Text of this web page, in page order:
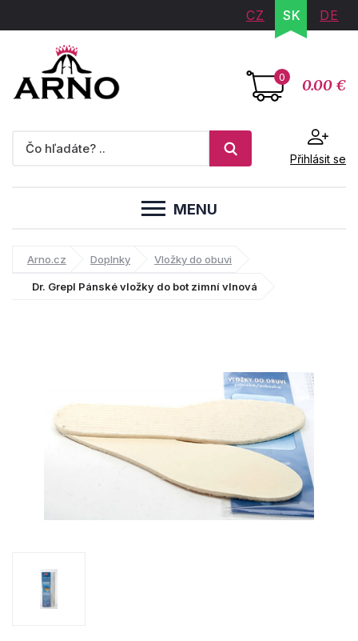
CZ SK DE
0 0.00 €
Přihlásit se
MENU
Arno.cz Doplnky Vložky do obuvi
Dr. Grepl Pánské vložky do bot zimní vlnová